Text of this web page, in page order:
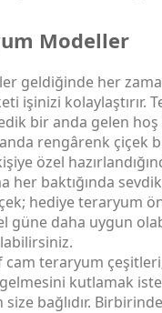
Modeller
geldiğinde her
işinizi kolaylaştırır.
bir anda gelen hoş
rengârenk çiçek
özel
her baktığında
hediye teraryum
güne daha uygun
cam teraryum
kutlamak
bağlıdır.